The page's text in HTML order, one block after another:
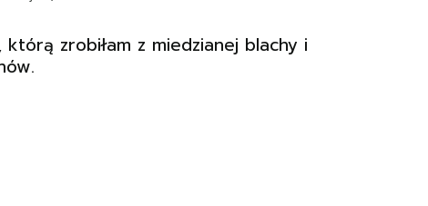
którą zrobiłam z miedzianej blachy i